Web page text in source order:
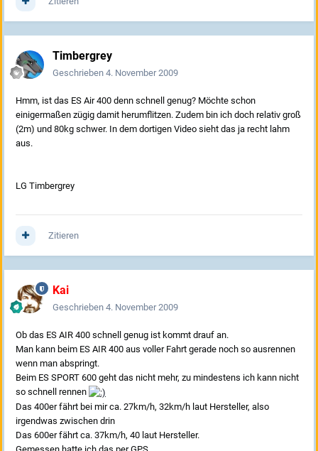
Timbergrey
Geschrieben 4. November 2009
Hmm, ist das ES Air 400 denn schnell genug? Möchte schon
einigermaßen zügig damit herumflitzen. Zudem bin ich doch relativ groß
(2m) und 80kg schwer. In dem dortigen Video sieht das ja recht lahm
aus.
LG Timbergrey
Zitieren
Kai
Geschrieben 4. November 2009
Ob das ES AIR 400 schnell genug ist kommt drauf an.
Man kann beim ES AIR 400 aus voller Fahrt gerade noch so ausrennen
wenn man abspringt.
Beim ES SPORT 600 geht das nicht mehr, zu mindestens ich kann nicht
so schnell rennen
Das 400er fährt bei mir ca. 27km/h, 32km/h laut Hersteller, also
irgendwas zwischen drin
Das 600er fährt ca. 37km/h, 40 laut Hersteller.